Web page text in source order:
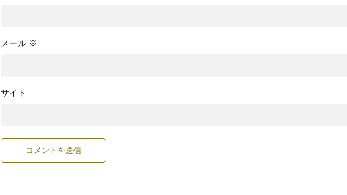
メール ※
サイト